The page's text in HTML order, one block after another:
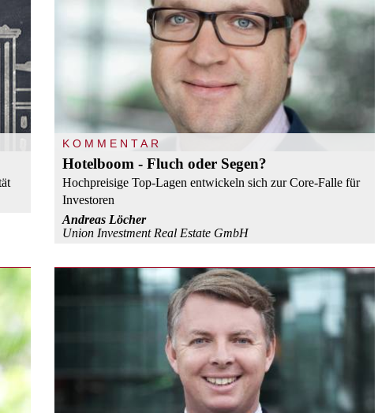
KOMMENTAR
Hotelboom - Fluch oder Segen?
Hochpreisige Top-Lagen entwickeln sich zur Core-Falle für
Investoren
Andreas Löcher
Union Investment Real Estate GmbH